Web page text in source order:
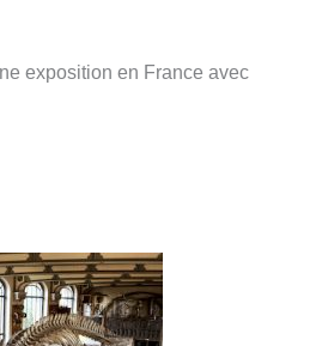
exposition en France avec